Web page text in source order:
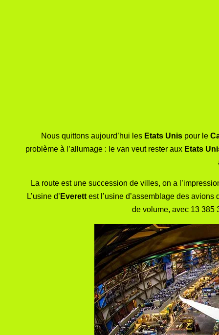
Nous quittons aujourd’hui les Etats Unis pour le
problème à l’allumage : le van veut rester aux Etats
La route est une succession de villes, on a
L’usine d’ Everettest l’usine d’assemblage des avions
de volume, avec 13 385